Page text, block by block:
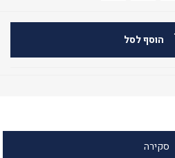
הוסף לסל
סקירה